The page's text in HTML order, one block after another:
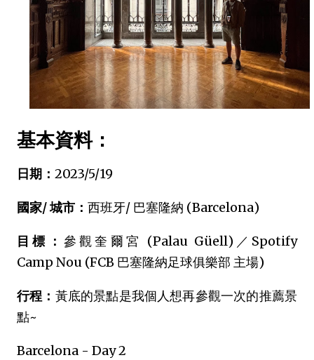
基本資料：
日期： 2023/5/19
國家/ 城市： 西班牙/ 巴塞隆納 (Barcelona)
目標： 參觀奎爾宮 (Palau Güell)／Spotify
Camp Nou (FCB 巴塞隆納足球俱樂部 主場)
行程： 黃底的景點是我個人想再參觀一次的推薦景
點~
Barcelona - Day 2